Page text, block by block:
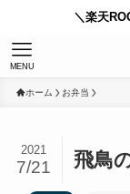
＼楽天
MENU
ホーム お弁当
飛鳥
2021
7/21